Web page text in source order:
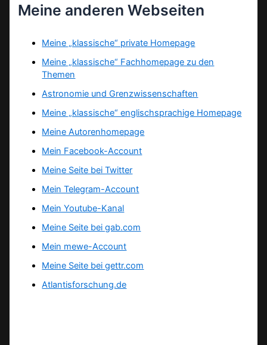
Meine anderen Webseiten
Meine „klassische“ private Homepage
Meine „klassische“ Fachhomepage zu den
Themen
Astronomie und Grenzwissenschaften
Meine „klassische“ englischsprachige Homepage
Meine Autorenhomepage
Mein Facebook-Account
Meine Seite bei Twitter
Mein Telegram-Account
Mein Youtube-Kanal
Meine Seite bei gab.com
Mein mewe-Account
Meine Seite bei gettr.com
Atlantisforschung.de